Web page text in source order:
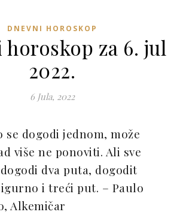
DNEVNI HOROSKOP
horoskop za 6. jul
2022.
6 Jula, 2022
se dogodi jednom, može
više ne ponoviti. Ali sve
dva puta, dogodit
i treći put. – Paulo
Alkemičar